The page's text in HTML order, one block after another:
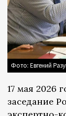
Фото: Евгений
17 мая 2026
заседание